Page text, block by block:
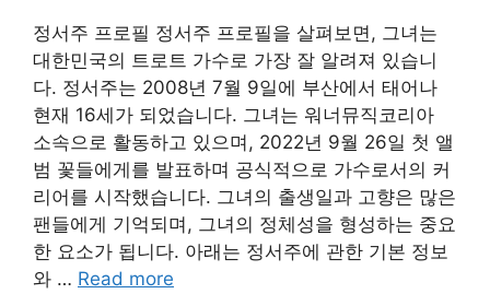
정서주 프로필 정서주 프로필을 살펴보면, 그녀는
대한민국의 트로트 가수로 가장 잘 알려져 있습니
다. 정서주는 2008년 7월 9일에 부산에서 태어나
현재 16세가 되었습니다. 그녀는 워너뮤직코리아
소속으로 활동하고 있으며, 2022년 9월 26일 첫 앨
범 꽃들에게를 발표하며 공식적으로 가수로서의 커
리어를 시작했습니다. 그녀의 출생일과 고향은 많은
팬들에게 기억되며, 그녀의 정체성을 형성하는 중요
한 요소가 됩니다. 아래는 정서주에 관한 기본 정보
와 … Read more